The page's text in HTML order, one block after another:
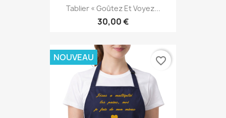
Tablier « Goûtez Et Voyez...
30,00 €
NOUVEAU favorite_border